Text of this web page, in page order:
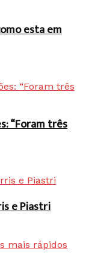
esta em
“Foram três
e Piastri